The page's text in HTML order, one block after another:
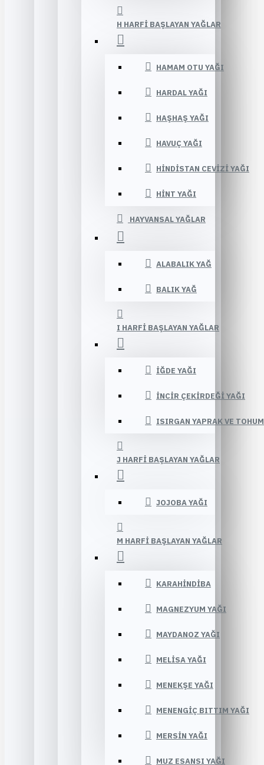
H HARFI BAŞLAYAN YAĞLAR
HAMAM OTU YAĞI
HARDAL YAĞI
HAŞHAŞ YAĞI
HAVUÇ YAĞI
HINDISTAN CEVIZI YAĞI
HINT YAĞI
HAYVANSAL YAĞLAR
ALABALIK YAĞ
BALIK YAĞ
I HARFI BAŞLAYAN YAĞLAR
İĞDE YAĞI
İNCIR ÇEKIRDEĞI YAĞI
ISIRGAN YAPRAK VE
J HARFI BAŞLAYAN YAĞLAR
JOJOBA YAĞI
M HARFI BAŞLAYAN YAĞLAR
KARAHINDIBA
MAGNEZYUM YAĞI
MAYDANOZ YAĞI
MELISA YAĞI
MENEKŞE YAĞI
MENENGIÇ BITTIM YAĞI
MERSIN YAĞI
MUZ ESANSI YAĞI